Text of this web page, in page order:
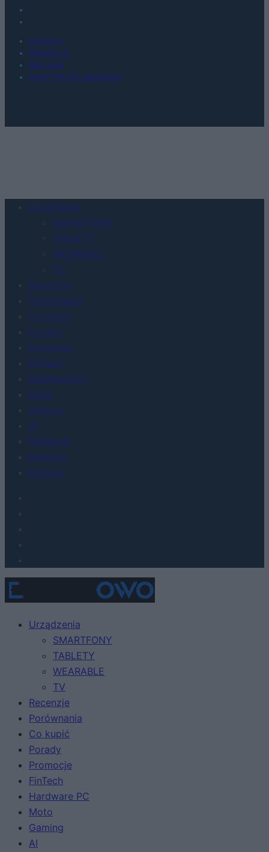
KONTAKT
REDAKCJA
REKLAMA
POLITYKA PRYWATNOŚCI
Urządzenia
SMARTFONY
TABLETY
WEARABLE
TV
Recenzje
Porównania
Co kupić
Porady
Promocje
FinTech
Hardware PC
Moto
Gaming
AI
Redakcja
Reklama
Kontakt
Urządzenia
SMARTFONY
TABLETY
WEARABLE
TV
Recenzje
Porównania
Co kupić
Porady
Promocje
FinTech
Hardware PC
Moto
Gaming
AI